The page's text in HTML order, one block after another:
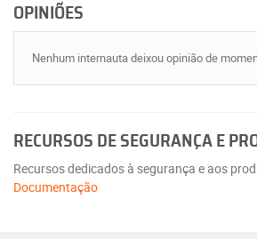
OPINIÕES
Nenhum internauta deixou opinião de
RECURSOS DE SEGURANÇA E
Recursos dedicados à segurança e aos
Documentação